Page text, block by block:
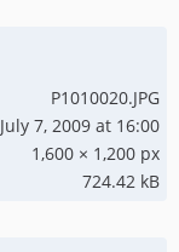
P1010020.JPG
July 7, 2009 at 16:00
1,600 × 1,200 px
724.42 kB